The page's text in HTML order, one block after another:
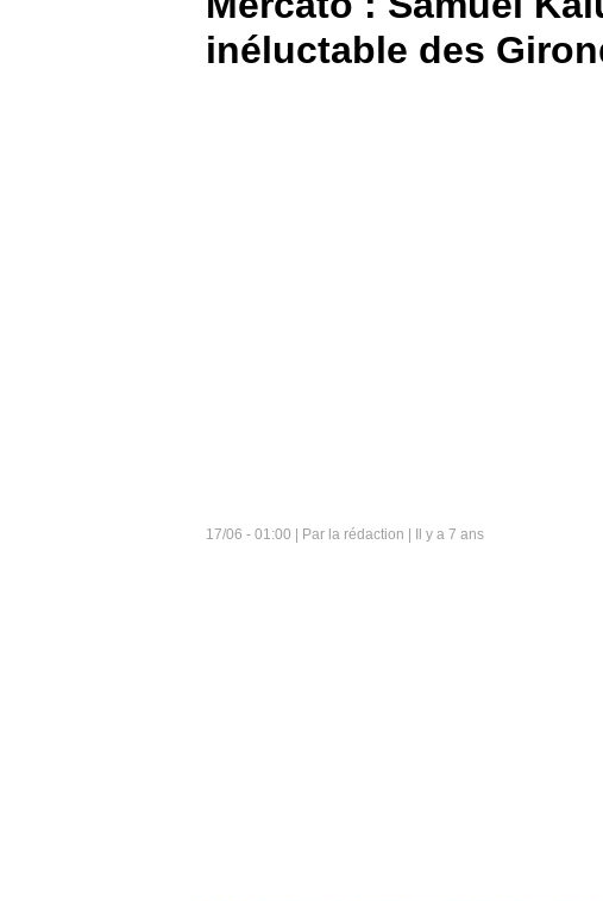
inéluctable des
17/06 - 01:00 | Par la rédaction | Il y a 7 ans